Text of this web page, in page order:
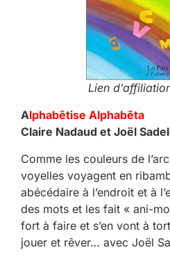
Lien
Alphabêtise Alphabêta
Claire Nadaud et Joël
Comme les couleurs de
voyelles voyagent en
abécédaire à l’endroit et à
des mots et les fait « ani-
fort à faire et s’en vont à
jouer et rêver… avec Joël